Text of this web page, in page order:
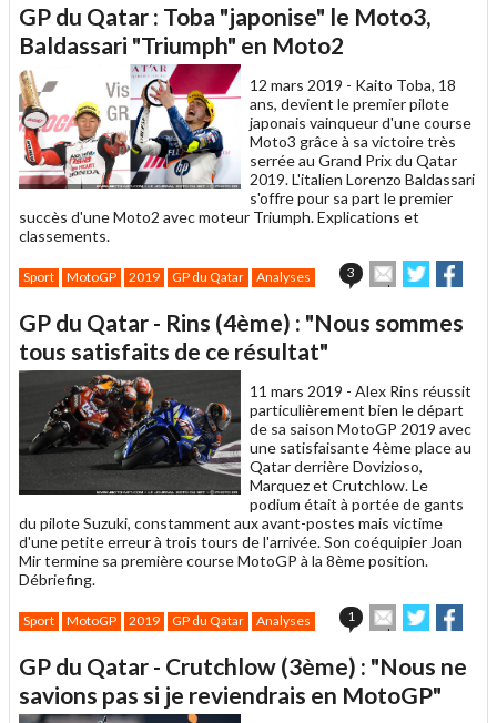
à
un
ami
GP du Qatar : Toba "japonise" le Moto3,
Baldassari "Triumph" en Moto2
12 mars 2019 - Kaito Toba, 18
ans, devient le premier pilote
japonais vainqueur d'une course
Moto3 grâce à sa victoire très
serrée au Grand Prix du Qatar
2019. L'italien Lorenzo Baldassari
s'offre pour sa part le premier
succès d'une Moto2 avec moteur Triumph. Explications et
classements.
Sport MotoGP 2019 GP du Qatar Analyses 3
Envoyer
cet
à
Partager
sur sur
GP du Qatar - Rins (4ème) : "Nous sommes
tous satisfaits de ce résultat"
11 mars 2019 - Alex Rins réussit
particulièrement bien le départ
de sa saison MotoGP 2019 avec
une satisfaisante 4ème place au
Qatar derrière Dovizioso,
Marquez et Crutchlow. Le
podium était à portée de gants
du pilote Suzuki, constamment aux avant-postes mais victime
d'une petite erreur à trois tours de l'arrivée. Son coéquipier Joan
Mir termine sa première course MotoGP à la 8ème position.
Débriefing.
Sport MotoGP 2019 GP du Qatar Analyses 1
Envoyer
cet
à
un
ami
Partager
sur sur
GP du Qatar - Crutchlow (3ème) : "Nous ne
savions pas si je reviendrais en MotoGP"